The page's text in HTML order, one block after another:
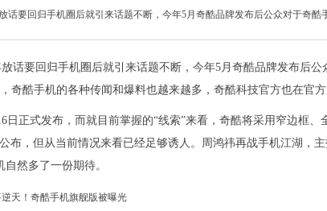
话要回归手机圈后就引来话题不断，今年5月奇酷品牌发布后公众对于奇酷
话要回归手机圈后就引来话题不断，今年5月奇酷品牌发布后
奇酷手机的各种传闻和爆料也越来越多，奇酷科技官方也在官方
日正式发布，而就目前掌握的“线索”来看，奇酷将采用窄边框、
布，但从当前情况来看已经足够诱人。周鸿祎再战手机江湖，
然多了一份期待。